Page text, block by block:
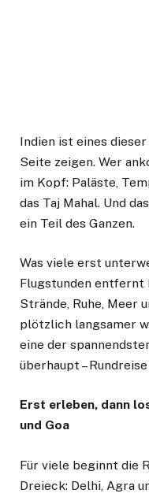
Indien ist eines
Seite zeigen. Wer
im Kopf: Paläste,
das Taj Mahal. Und
ein Teil des Ganzen.
Was viele erst
Flugstunden entfernt
Strände, Ruhe, Meer
plötzlich langsamer
eine der
überhaupt –
Erst erleben, dann
und Goa
Für viele beginnt die
Dreieck: Delhi, Agra